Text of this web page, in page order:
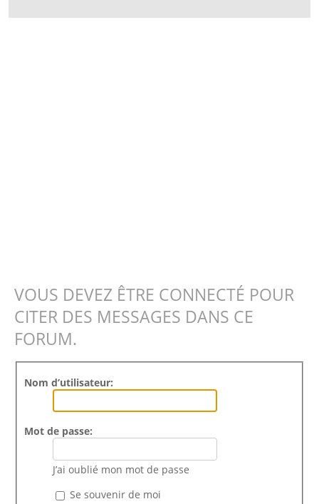
VOUS DEVEZ ÊTRE CONNECTÉ POUR
CITER DES MESSAGES DANS CE
FORUM.
Nom d’utilisateur:
Mot de passe:
J’ai oublié mon mot de passe
Se souvenir de moi